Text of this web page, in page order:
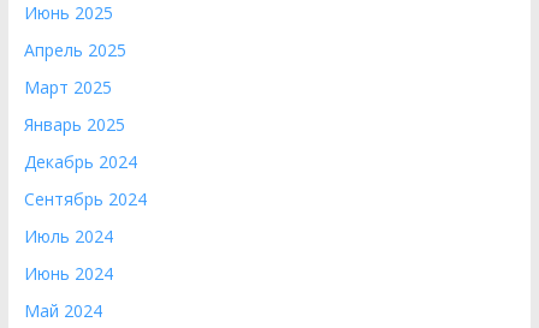
Июнь 2025
Апрель 2025
Март 2025
Январь 2025
Декабрь 2024
Сентябрь 2024
Июль 2024
Июнь 2024
Май 2024